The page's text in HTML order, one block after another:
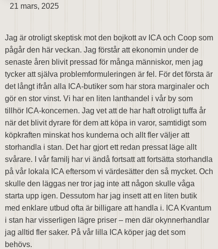
21 mars, 2025
Jag är otroligt skeptisk mot den bojkott av ICA och Coop som
pågår den här veckan. Jag förstår att ekonomin under de
senaste åren blivit pressad för många människor, men jag
tycker att själva problemformuleringen är fel. För det första är
det långt ifrån alla ICA-butiker som har stora marginaler och
gör en stor vinst. Vi har en liten lanthandel i vår by som
tillhör ICA-koncernen. Jag vet att de har haft otroligt tuffa år
när det blivit dyrare för dem att köpa in varor, samtidigt som
köpkraften minskat hos kunderna och allt fler väljer att
storhandla i stan. Det har gjort ett redan pressat läge allt
svårare. I vår familj har vi ändå fortsatt att fortsätta storhandla
på vår lokala ICA eftersom vi värdesätter den så mycket. Och
skulle den läggas ner tror jag inte att någon skulle våga
starta upp igen. Dessutom har jag insett att en liten butik
med enklare utbud ofta är billigare att handla i. ICA Kvantum
i stan har visserligen lägre priser – men där okynnerhandlar
jag alltid fler saker. På vår lilla ICA köper jag det som
behövs.